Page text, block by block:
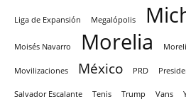
Liga de Expansión Megalópolis
Moisés Navarro Morelia
Movilizaciones México PRD
Salvador Escalante Tenis Trump Vans